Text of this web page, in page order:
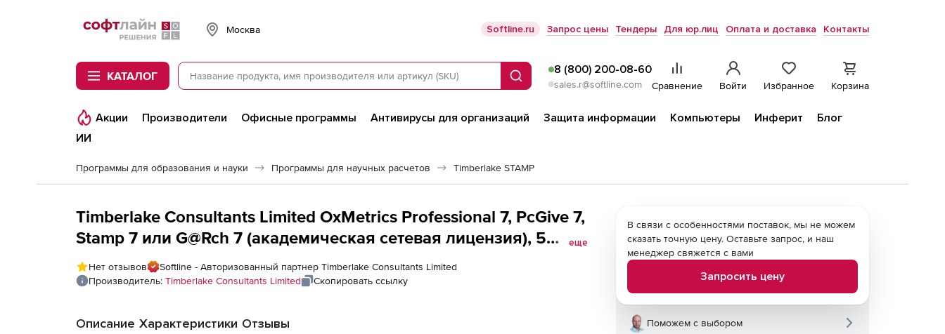
Softline
Москва Softline.ru Запрос цены Тендеры Для юр.лиц Оплата и доставка Контакты
КАТАЛОГ Поиск
8 (800) 200-08-60
sales.r@softline.com Сравнение Войти Избранное Корзина
Акции Производители Офисные программы Антивирусы для организаций Защита информации Компьютеры Инферит
Блог
ИИ
Программы для образования и науки Программы для научных расчетов Timberlake STAMP
Timberlake Consultants Limited OxMetrics Professional 7, PcGive 7,
Stamp 7 или G@Rch 7 (академическая сетевая лицензия), 5
пользователей
еще
Нет отзывов
Softline - Авторизованный партнер Timberlake Consultants Limited
Производитель: Timberlake Consultants Limited Скопировать ссылку
Описание Характеристики Отзывы
В связи с особенностями поставок, мы не можем
сказать точную цену. Оставьте запрос, и наш
менеджер свяжется с вами
Запросить цену
Поможем с выбором